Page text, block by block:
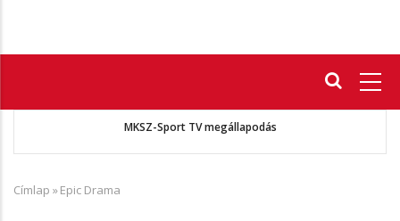
MKSZ-Sport TV megállapodás
Morzsa
Címlap »Epic Drama